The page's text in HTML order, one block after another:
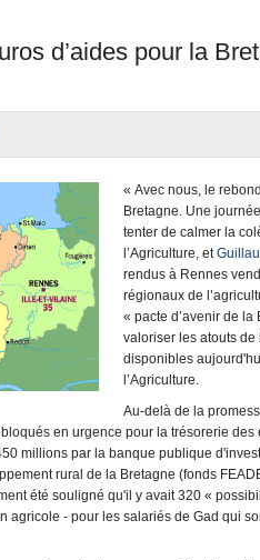
d’aides pour la
« Avec nous, le
Bretagne. Une
tenter de calmer la
l’Agriculture, et
rendus à Rennes
régionaux de
« pacte d’avenir de
valoriser les atouts
disponibles
l’Agriculture.
Au-delà de la
en urgence pour la trésorerie
millions par la banque publique
rural de la Bretagne (fonds
été souligné qu'il y avait 320 «
agricole - pour les salariés de Gad qui